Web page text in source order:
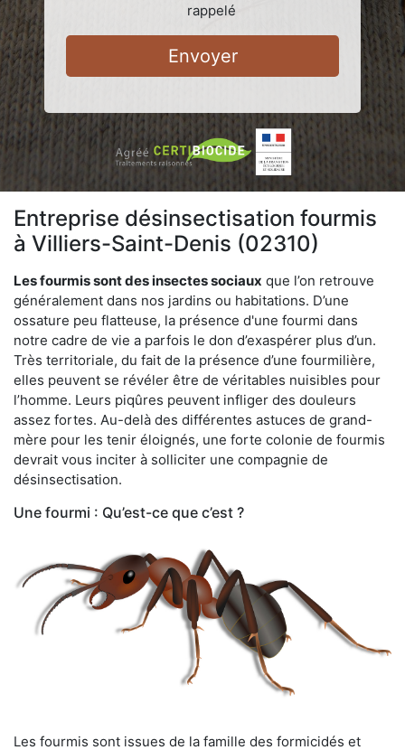
rappelé
Envoyer
Entreprise désinsectisation fourmis
à Villiers-Saint-Denis (02310)
Les fourmis sont des insectes sociaux que l’on retrouve
généralement dans nos jardins ou habitations. D’une
ossature peu flatteuse, la présence d'une fourmi dans
notre cadre de vie a parfois le don d’exaspérer plus d’un.
Très territoriale, du fait de la présence d’une fourmilière,
elles peuvent se révéler être de véritables nuisibles pour
l’homme. Leurs piqûres peuvent infliger des douleurs
assez fortes. Au-delà des différentes astuces de grand-
mère pour les tenir éloignés, une forte colonie de fourmis
devrait vous inciter à solliciter une compagnie de
désinsectisation.
Une fourmi : Qu’est-ce que c’est ?
Les fourmis sont issues de la famille des formicidés et